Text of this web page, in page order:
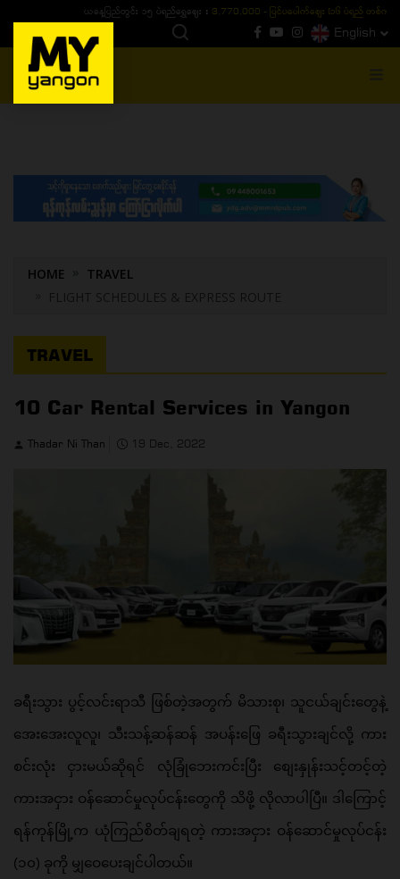
ယနေ့ပြည်တွင်း ၁၅ ပဲရည်ရွှေဈေး : 3,770,000 - ပြင်ပပေါက်စျေး (၁၆ ပဲရည် တစ်ကျပ်
English
MENU
HOME
TRAVEL
FLIGHT SCHEDULES & EXPRESS ROUTE
TRAVEL
10 Car Rental Services in Yangon
Thadar Ni Than 19 Dec, 2022
ခရီးသွား ပွင့်လင်းရာသီ ဖြစ်တဲ့အတွက် မိသားစု၊ သူငယ်ချင်းတွေနဲ့
အေးအေးလူလူ၊ သီးသန့်ဆန်ဆန် အပန်းဖြေ ခရီးသွားချင်လို့ ကား
စင်းလုံး ငှားမယ်ဆိုရင် လုံခြုံဘေးကင်းပြီး စျေးနှုန်းသင့်တင့်တဲ့
ကားအငှား ဝန်ဆောင်မှုလုပ်ငန်းတွေကို သိဖို့ လိုလာပါပြီ။ ဒါကြောင့်
ရန်ကုန်မြို့က ယုံကြည်စိတ်ချရတဲ့ ကားအငှား ဝန်ဆောင်မှုလုပ်ငန်း
(၁၀) ခုကို မျှဝေပေးချင်ပါတယ်။